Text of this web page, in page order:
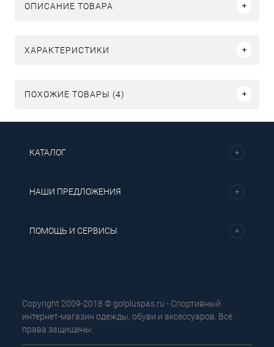
ОПИСАНИЕ ТОВАРА
ХАРАКТЕРИСТИКИ
ПОХОЖИЕ ТОВАРЫ (4)
КАТАЛОГ
НАШИ ПРЕДЛОЖЕНИЯ
ПОМОЩЬ И СЕРВИСЫ
Copyright 2009-2018 © golpluspas.ru - Спортивный
интернет-магазин одежды, обуви и аксессуаров. Все
права защищены.